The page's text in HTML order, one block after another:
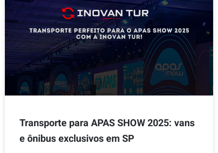
Transporte para APAS SHOW 2025: vans
e ônibus exclusivos em SP